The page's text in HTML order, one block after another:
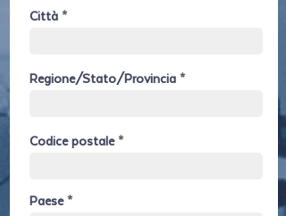
Città
Regione/Stato/Provincia
Codice postale
Paese